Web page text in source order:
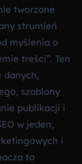
tworzone
strumień
myślenia o
treści”. Ten
danych,
szablony
publikacji i
w jeden,
i
to